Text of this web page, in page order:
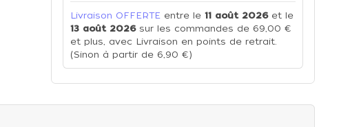
Livraison OFFERTE entre le 11 août 2026et le
13 août 2026sur les commandes de 69,00 €
et plus, avec Livraison en points de retrait.
(Sinon à partir de 6,90 €)